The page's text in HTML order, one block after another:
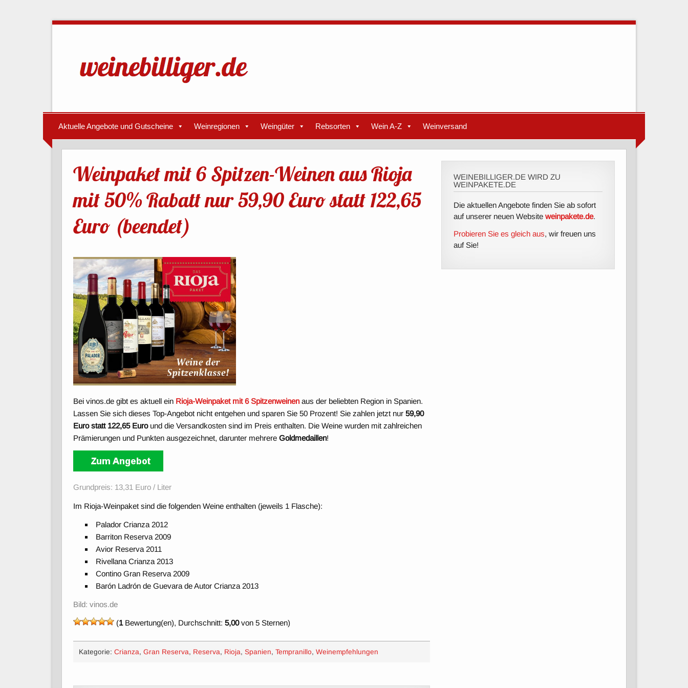
Aktuelle Angebote und Gutscheine Weinregionen Weingüter Rebsorten Wein A-Z Weinversand
Weinpaket mit 6 Spitzen-Weinen aus Rioja
mit 50% Rabatt nur 59,90 Euro statt 122,65
Euro (beendet)
Bei vinos.de gibt es aktuell ein Rioja-Weinpaket mit 6 Spitzenweinen aus der beliebten Region in Spanien.
Lassen Sie sich dieses Top-Angebot nicht entgehen und sparen Sie 50 Prozent! Sie zahlen jetzt nur59,90
Euro statt 122,65 Euround die Versandkosten sind im Preis enthalten. Die Weine wurden mit zahlreichen
Prämierungen und Punkten ausgezeichnet, darunter mehrereGoldmedaillen!
Grundpreis: 13,31 Euro / Liter
Im Rioja-Weinpaket sind die folgenden Weine enthalten (jeweils 1 Flasche):
Palador Crianza 2012
Barriton Reserva 2009
Avior Reserva 2011
Rivellana Crianza 2013
Contino Gran Reserva 2009
Barón Ladrón de Guevara de Autor Crianza 2013
Bild: vinos.de
(1Bewertung(en), Durchschnitt:5,00von 5 Sternen)
Kategorie: Crianza, Gran Reserva, Reserva, Rioja, Spanien, Tempranillo, Weinempfehlungen
WEINEBILLIGER.DE WIRD ZU
WEINPAKETE.DE
Die aktuellen Angebote finden Sie ab sofort
auf unserer neuen Websiteweinpakete.de.
Probieren Sie es gleich aus, wir freuen uns
auf Sie!